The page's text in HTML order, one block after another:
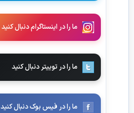
ما را در اینستاگرام دنبال کنید
ما را در توییتر دنبال کنید
ما را در فیس بوک دنبال کنید